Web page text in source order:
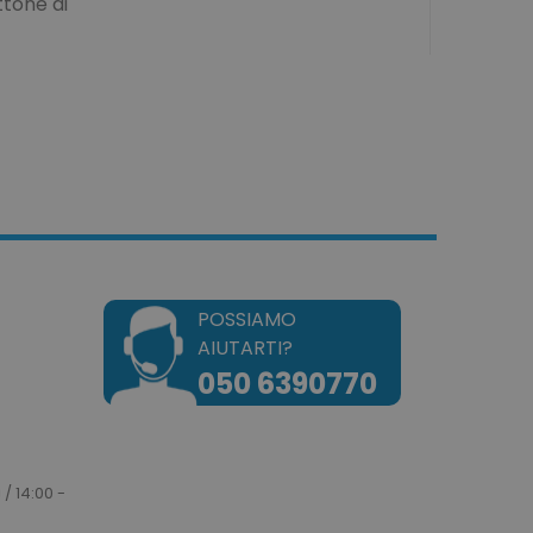
14:00 -
POSSIAMO
AIUTARTI?
050 6390770
la memoria locale e
dei prodotti
il contenuto del cliente